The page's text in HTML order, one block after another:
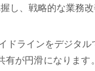
、戦略的な業務改
ラインをデジタ
が円滑になりま